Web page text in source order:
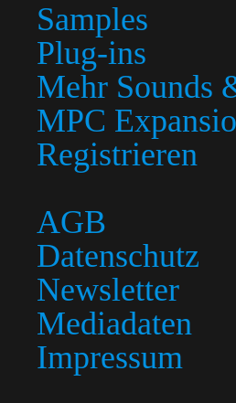
Samples
Plug-ins
Mehr Sounds
MPC
Registrieren
AGB
Datenschutz
Newsletter
Mediadaten
Impressum